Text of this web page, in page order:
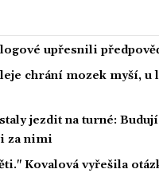
upřesnili
chrání mozek myší,
jezdit na turné:
za nimi
Kovalová vyřešila